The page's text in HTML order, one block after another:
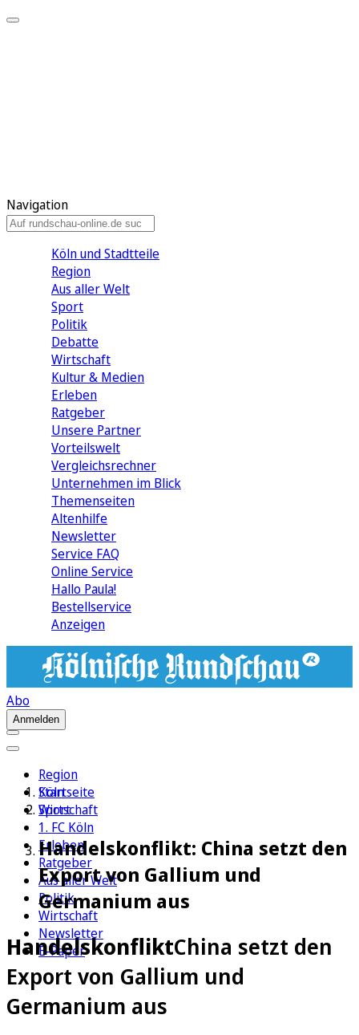
Navigation
Köln und Stadtteile
Region
Aus aller Welt
Sport
Politik
Debatte
Wirtschaft
Kultur & Medien
Erleben
Ratgeber
Unsere Partner
Vorteilswelt
Vergleichsrechner
Unternehmen im Blick
Themenseiten
Altenhilfe
Newsletter
Service FAQ
Online Service
Hallo Paula!
Bestellservice
Anzeigen
Abo
Anmelden
Region
Köln
Sport
1. FC Köln
Erleben
Ratgeber
Aus aller Welt
Politik
Wirtschaft
Newsletter
E-Paper
Startseite
Wirtschaft
Handelskonflikt: China setzt den
Export von Gallium und
Germanium aus
HandelskonfliktChina setzt den
Export von Gallium und
Germanium aus